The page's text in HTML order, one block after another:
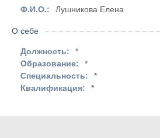
Ф.И.О.: Лушникова Елена
О себе
Должность:
*
Образование:
*
Специальность:
*
Квалификация:
*